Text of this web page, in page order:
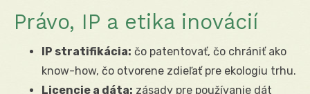
Právo, IP a etika inovácií
IP stratifikácia: čo patentovať, čo chrániť ako
know-how, čo otvorene zdieľať pre ekologiu trhu.
Licencie a dáta: zásady pre používanie dát